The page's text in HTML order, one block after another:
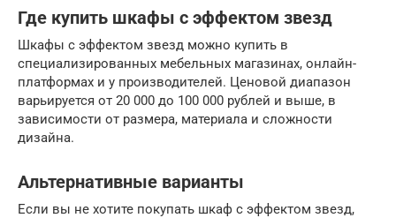
Где купить шкафы с эффектом звезд
Шкафы с эффектом звезд можно купить в
специализированных мебельных магазинах, онлайн-
платформах и у производителей. Ценовой диапазон
варьируется от 20 000 до 100 000 рублей и выше, в
зависимости от размера, материала и сложности
дизайна.
Альтернативные варианты
Если вы не хотите покупать шкаф с эффектом звезд,